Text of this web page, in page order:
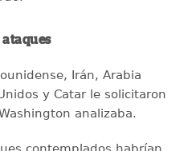
Irán, Arabia
y Catar le solicitaron
analizaba.